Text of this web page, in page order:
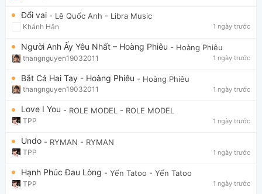
Đổi vai - Lê Quốc Anh - Libra Music
Khánh Hân 1 ngày trước
Người Anh Ấy Yêu Nhất – Hoàng Phiêu - Hoàng Phiêu
thangnguyen19032011 1 ngày trước
Bắt Cá Hai Tay - Hoàng Phiêu - Hoàng Phiêu
thangnguyen19032011 1 ngày trước
Love I You - ROLE MODEL - ROLE MODEL
TPP 1 ngày trước
Undo - RYMAN - RYMAN
TPP 1 ngày trước
Hạnh Phúc Đau Lòng - Yến Tatoo - Yến Tatoo
TPP 1 ngày trước